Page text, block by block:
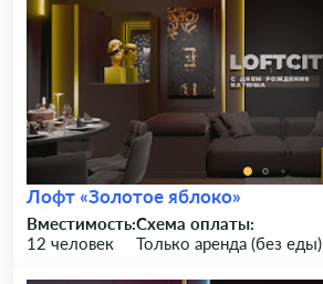
Лофт «Золотое яблоко»
Вместимость:
12 человек
Схема оплаты:
Только аренда (без еды)